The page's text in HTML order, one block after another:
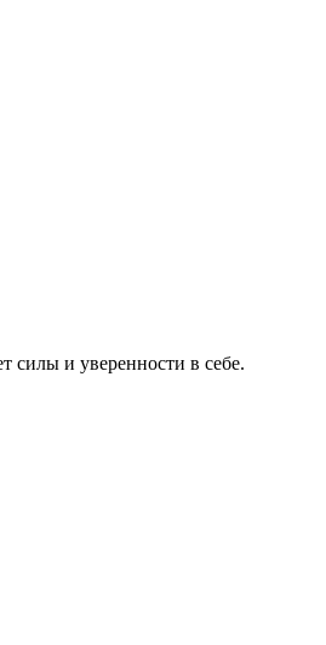
силы и уверенности в себе.